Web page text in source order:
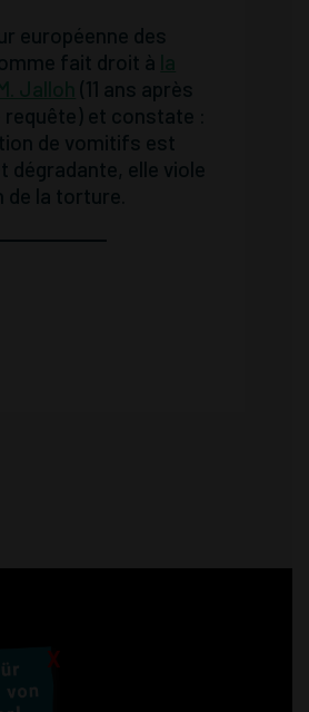
européenne des
fait droit à
(11 ans après
et constate :
de vomitifs est
dégradante, elle viole
de la torture.
X